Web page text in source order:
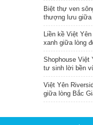
Biệt thự ven
thượng lưu giữa
Liền kề Việt
xanh giữa lòng
Shophouse Việt
tư sinh lời bền
Việt Yên
giữa lòng Bắc